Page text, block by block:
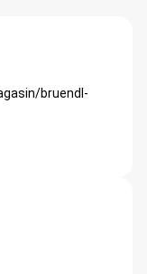
bruendl-